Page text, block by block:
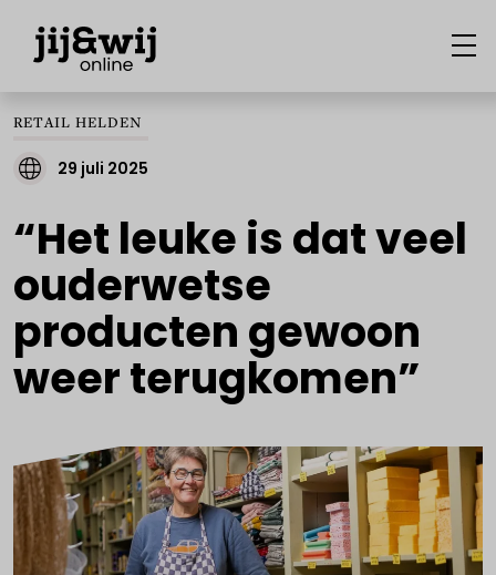
RETAIL HELDEN
29 juli 2025
“Het leuke is dat veel
ouderwetse
producten gewoon
weer terugkomen”